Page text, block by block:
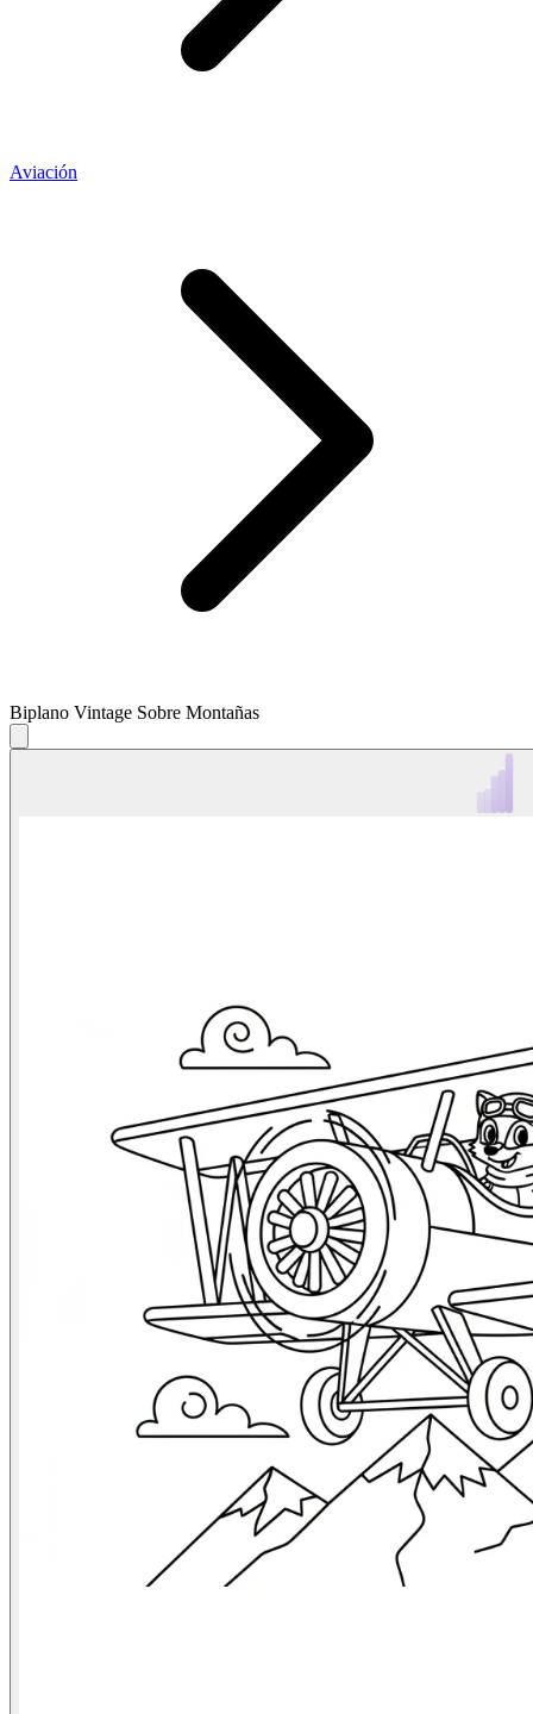
Aviación
Biplano Vintage Sobre Montañas